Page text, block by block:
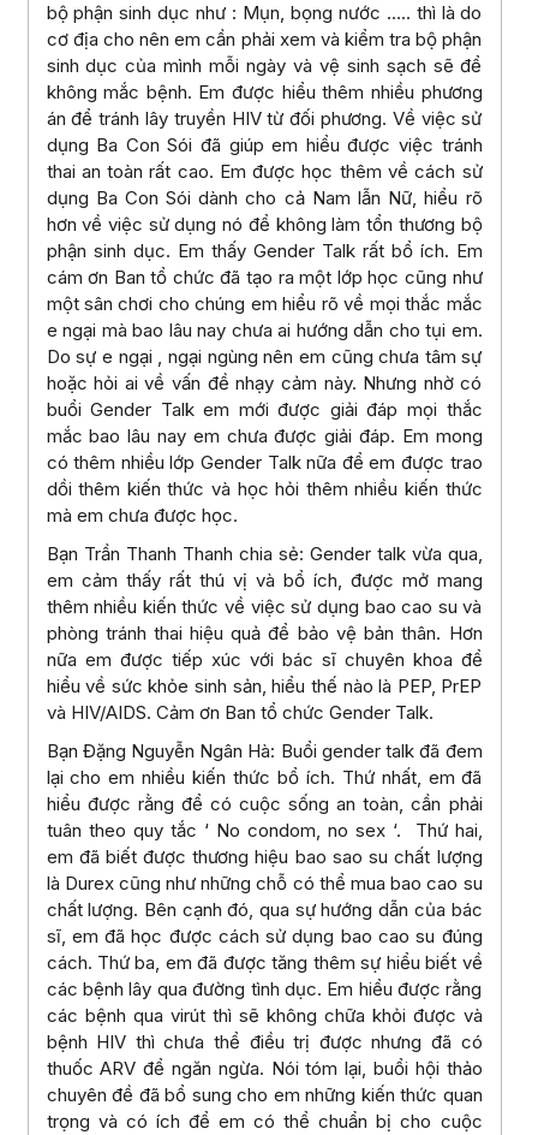
bộ phận sinh dục như : Mụn, bọng nước ….. thì là do
cơ địa cho nên em cần phải xem và kiểm tra bộ phận
sinh dục của mình mỗi ngày và vệ sinh sạch sẽ để
không mắc bệnh. Em được hiểu thêm nhiều phương
án để tránh lây truyền HIV từ đối phương. Về việc sử
dụng Ba Con Sói đã giúp em hiểu được việc tránh
thai an toàn rất cao. Em được học thêm về cách sử
dụng Ba Con Sói dành cho cả Nam lẫn Nữ, hiểu rõ
hơn về việc sử dụng nó để không làm tổn thương bộ
phận sinh dục. Em thấy Gender Talk rất bổ ích. Em
cám ơn Ban tổ chức đã tạo ra một lớp học cũng như
một sân chơi cho chúng em hiểu rõ về mọi thắc mắc
e ngại mà bao lâu nay chưa ai hướng dẫn cho tụi em.
Do sự e ngại , ngại ngùng nên em cũng chưa tâm sự
hoặc hỏi ai về vấn đề nhạy cảm này. Nhưng nhờ có
buổi Gender Talk em mới được giải đáp mọi thắc
mắc bao lâu nay em chưa được giải đáp. Em mong
có thêm nhiều lớp Gender Talk nữa để em được trao
dồi thêm kiến thức và học hỏi thêm nhiều kiến thức
mà em chưa được học.
Bạn Trần Thanh Thanh chia sẻ: Gender talk vừa qua,
em cảm thấy rất thú vị và bổ ích, được mở mang
thêm nhiều kiến thức về việc sử dụng bao cao su và
phòng tránh thai hiệu quả để bảo vệ bản thân. Hơn
nữa em được tiếp xúc với bác sĩ chuyên khoa để
hiểu về sức khỏe sinh sản, hiểu thế nào là PEP, PrEP
và HIV/AIDS. Cảm ơn Ban tổ chức Gender Talk.
Bạn Đặng Nguyễn Ngân Hà: Buổi gender talk đã đem
lại cho em nhiều kiến thức bổ ích. Thứ nhất, em đã
hiểu được rằng để có cuộc sống an toàn, cần phải
tuân theo quy tắc ‘ No condom, no sex ‘. Thứ hai,
em đã biết được thương hiệu bao sao su chất lượng
là Durex cũng như những chỗ có thể mua bao cao su
chất lượng. Bên cạnh đó, qua sự hướng dẫn của bác
sĩ, em đã học được cách sử dụng bao cao su đúng
cách. Thứ ba, em đã được tăng thêm sự hiểu biết về
các bệnh lây qua đường tình dục. Em hiểu được rằng
các bệnh qua virút thì sẽ không chữa khỏi được và
bệnh HIV thì chưa thể điều trị được nhưng đã có
thuốc ARV để ngăn ngừa. Nói tóm lại, buổi hội thảo
chuyên đề đã bổ sung cho em những kiến thức quan
trọng và có ích để em có thể chuẩn bị cho cuộc